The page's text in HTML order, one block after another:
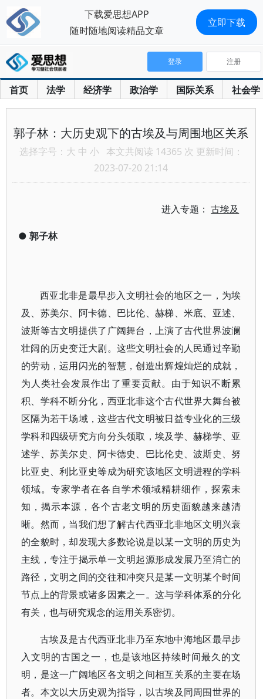
首页 法学 经济学 政治学 国际关系 社会学
登录 注册
郭子林：大历史观下的古埃及与周围地区关系
选择字号： 大 中 小 本文共阅读 14365 次 更新时间：
2023-07-20 21:14
进入专题：古埃及
● 郭子林
西亚北非是最早步入文明社会的地区之一，为埃
及、苏美尔、阿卡德、巴比伦、赫梯、米底、亚述、
波斯等古文明提供了广阔舞台，上演了古代世界波澜
壮阔的历史变迁大剧。这些文明社会的人民通过辛勤
的劳动，运用闪光的智慧，创造出辉煌灿烂的成就，
为人类社会发展作出了重要贡献。由于知识不断累
积、学科不断分化，西亚北非这个古代世界大舞台被
区隔为若干场域，这些古代文明被日益专业化的三级
学科和四级研究方向分头领取，埃及学、赫梯学、亚
述学、苏美尔史、阿卡德史、巴比伦史、波斯史、努
比亚史、利比亚史等成为研究该地区文明进程的学科
领域。专家学者在各自学术领域精耕细作，探索未
知，揭示本源，各个古老文明的历史面貌越来越清
晰。然而，当我们想了解古代西亚北非地区文明兴衰
的全貌时，却发现大多数论说是以某一文明的历史为
主线，专注于揭示单一文明起源形成发展乃至消亡的
路径，文明之间的交往和冲突只是某一文明某个时间
节点上的背景或诸多因素之一。这与学科体系的分化
有关，也与研究观念的运用关系密切。
古埃及是古代西亚北非乃至东地中海地区最早步
入文明的古国之一，也是该地区持续时间最久的文
明，是这一广阔地区各文明之间相互关系的主要在场
者。本文以大历史观为指导，以古埃及同周围世界的
下载爱思想APP
随时随地阅读精品文章
立即下载